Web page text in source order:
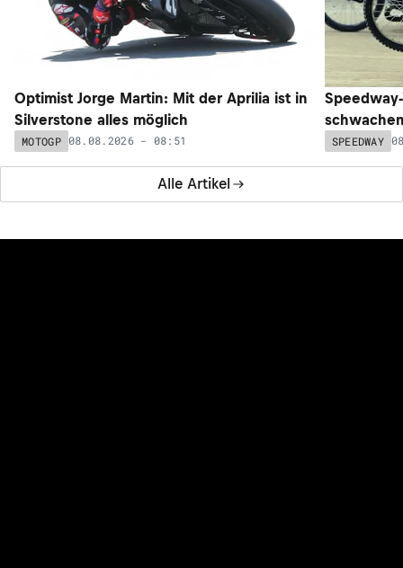
Alle Artikel
Optimist Jorge Martin: Mit der Aprilia ist in
Silverstone alles möglich
MOTOGP 08.08.2026 - 08:51 SPEEDWAY